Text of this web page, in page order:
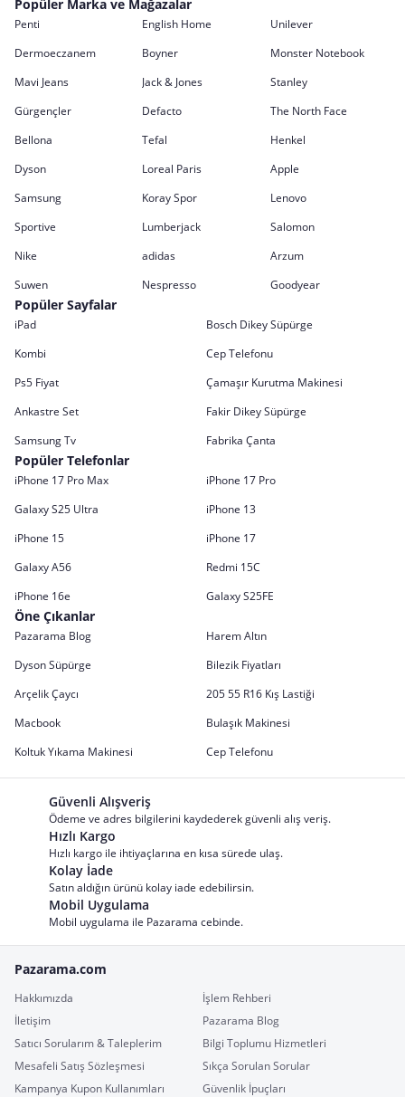
Popüler Marka ve Mağazalar
Penti English Home
Unilever
Dermoeczanem
Boyner
Monster Notebook
Mavi Jeans
Jack & Jones
Stanley
Gürgençler
Defacto
The North Face
Bellona
Tefal
Henkel
Dyson
Loreal Paris
Apple
Samsung
Koray Spor
Lenovo
Sportive
Lumberjack
Salomon
Nike
adidas
Arzum
Suwen
Nespresso Goodyear
Popüler Sayfalar
iPad
Bosch Dikey Süpürge
Kombi
Cep Telefonu
Ps5 Fiyat
Çamaşır Kurutma Makinesi
Ankastre Set
Fakir Dikey Süpürge
Samsung Tv
Fabrika Çanta
Popüler Telefonlar
iPhone 17 Pro Max
iPhone 17 Pro
Galaxy S25 Ultra
iPhone 13
iPhone 15
iPhone 17
Galaxy A56
Redmi 15C
iPhone 16e
Galaxy S25FE
Öne Çıkanlar
Pazarama Blog
Harem Altın
Dyson Süpürge
Bilezik Fiyatları
Arçelik Çaycı
205 55 R16 Kış Lastiği
Macbook
Bulaşık Makinesi
Koltuk Yıkama Makinesi
Cep Telefonu
Güvenli Alışveriş
Ödeme ve adres bilgilerini kaydederek güvenli alış veriş.
Hızlı Kargo
Hızlı kargo ile ihtiyaçlarına en kısa sürede ulaş.
Kolay İade
Satın aldığın ürünü kolay iade edebilirsin.
Mobil Uygulama
Mobil uygulama ile Pazarama cebinde.
Pazarama.com
Hakkımızda
İşlem Rehberi
İletişim
Pazarama Blog
Satıcı Sorularım & Taleplerim
Bilgi Toplumu Hizmetleri
Mesafeli Satış Sözleşmesi
Sıkça Sorulan Sorular
Kampanya Kupon Kullanımları
Güvenlik İpuçları